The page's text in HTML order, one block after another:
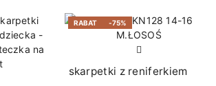
RABAT -75%
skarpetki z reniferkiem